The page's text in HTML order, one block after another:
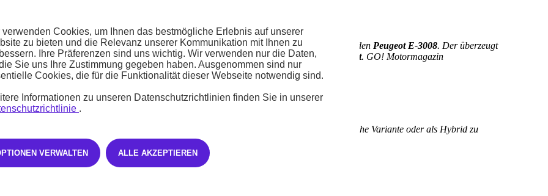
ist die Reichweitenangst immer noch ein großes Thema. Werfen wir einen Blick auf den Peugeot E-3008. Der überzeugt
mit gefälligem Design, sondernkommt mit einer Akkuladung auch rund 700 Kilometer weit. GO! Motormagazin
Siehierdas Video
Frontera
. Der Opel wird als rein elektrische Variante oder als Hybrid zu
Kurier AT
Sie
den ganzen Artikel
verwenden Cookies, um Ihnen das bestmögliche Erlebnis auf unserer
zu bieten und die Relevanz unserer Kommunikation mit Ihnen zu
Ihre Präferenzen sind uns wichtig. Wir verwenden nur die Daten,
Sie uns Ihre Zustimmung gegeben haben. Ausgenommen sind nur
Cookies, die für die Funktionalität dieser Webseite notwendig sind.
Informationen zu unseren Datenschutzrichtlinien finden Sie in unserer
.
OPTIONEN VERWALTEN ALLE AKZEPTIEREN